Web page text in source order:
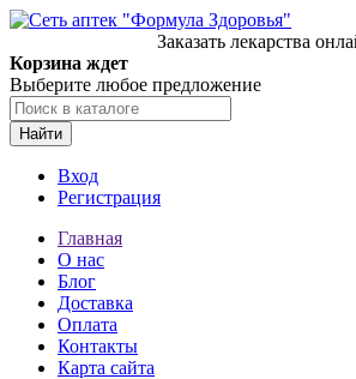
Заказать лекарства
Корзина ждет
Выберите любое предложение
Найти
Вход
Регистрация
Главная
О нас
Блог
Доставка
Оплата
Контакты
Карта сайта